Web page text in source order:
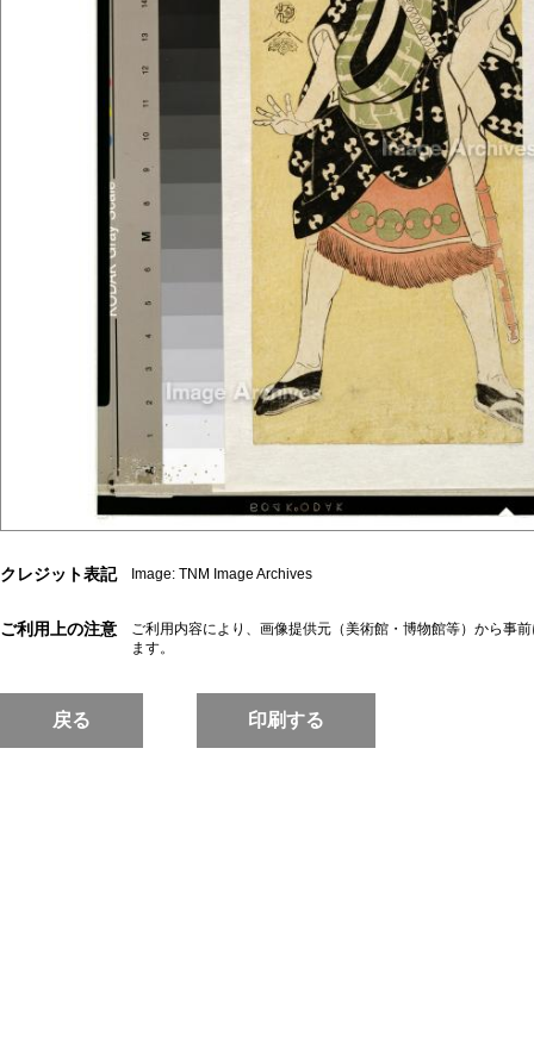
クレジット表記 Image: TNM Image Archives
ご利用上の注意
ご利用内容により、画像提供元（美術館・博物館等）から事
ます。
戻る 印刷する